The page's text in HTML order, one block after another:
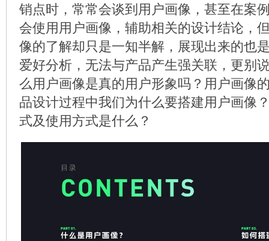
销点时，常常会谈到用户画像，甚至在案
会使用用户画像，辅助相关的设计结论，
像的了解却只是一知半解，展现出来的也
爱好分析，无法与产品产生强关联，更别
么用户画像是真的用户形象吗？用户画像
品设计过程中我们为什么要搭建用户画像
式及使用方式是什么？